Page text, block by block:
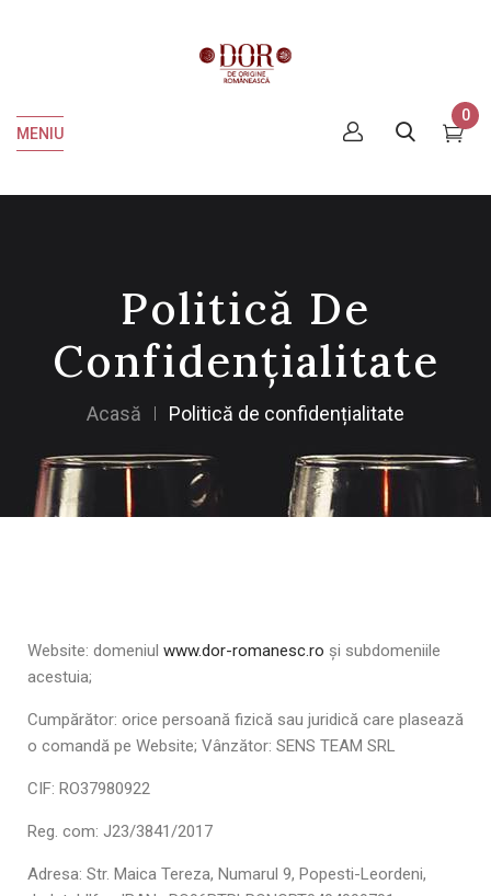
MENIU
0
Politică De
Confidențialitate
Acasă Politică de confidențialitate
Website: domeniul www.dor-romanesc.ro și subdomeniile
acestuia;
Cumpărător: orice persoană fizică sau juridică care plasează
o comandă pe Website; Vânzător: SENS TEAM SRL
CIF: RO37980922
Reg. com: J23/3841/2017
Adresa: Str. Maica Tereza, Numarul 9, Popesti-Leordeni,